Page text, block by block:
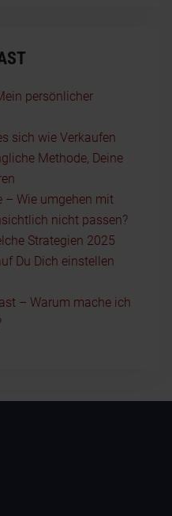
persönlicher
sich wie Verkaufen
Methode, Deine
– Wie umgehen mit
nicht passen?
Strategien 2025
Du Dich einstellen
– Warum mache ich